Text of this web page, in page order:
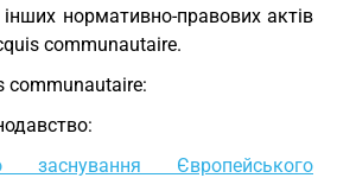
інших нормативно-правових актів
communautaire.
communautaire:
заснування Європейського